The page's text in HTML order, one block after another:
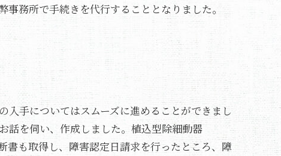
務所で手続きを代行することとなりました。
入手についてはスムーズに進めることができまし
話を伺い、作成しました。植込型除細動器
書も取得し、障害認定日請求を行ったところ、障